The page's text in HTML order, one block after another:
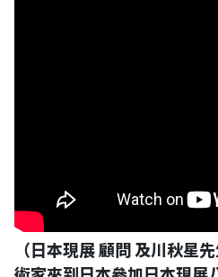
（日本現展 顧問 及川秋星